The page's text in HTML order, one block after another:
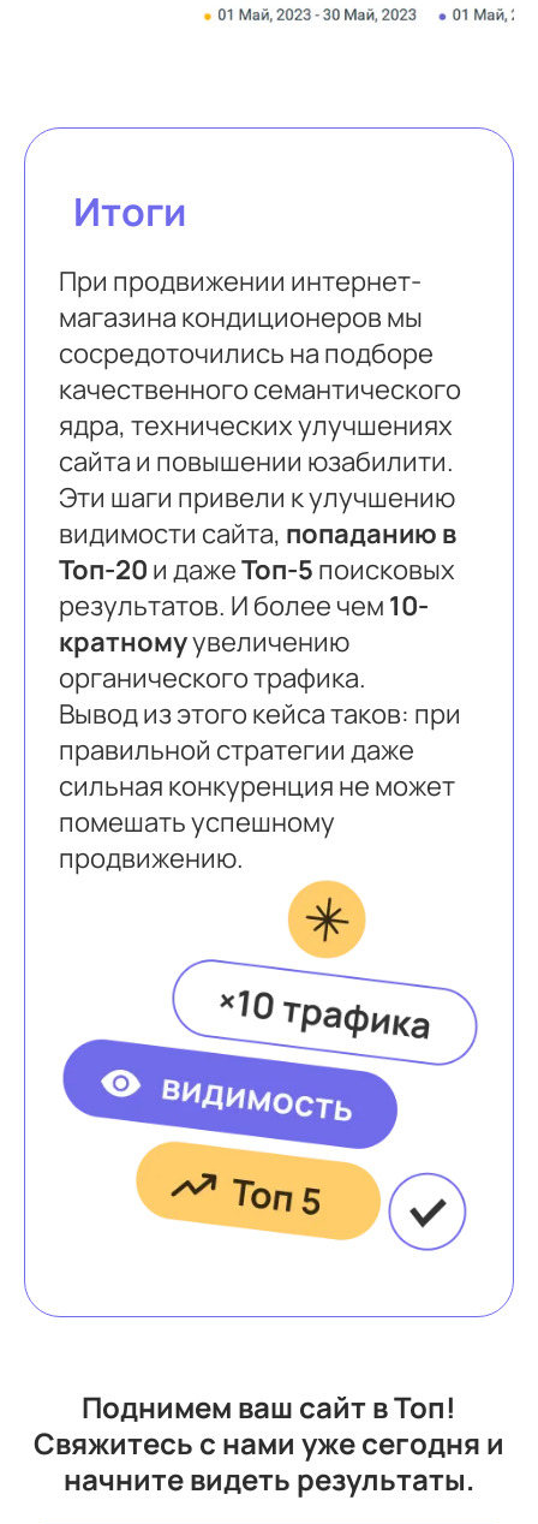
Итоги
При продвижении интернет-
магазина кондиционеров мы
сосредоточились на подборе
качественного семантического
ядра, технических улучшениях
сайта и повышении юзабилити.
Эти шаги привели к улучшению
видимости сайта, попаданию в
Топ-20 и дажеТоп-5 поисковых
результатов. И более чем 10-
кратномуувеличению
органического трафика.
Вывод из этого кейса таков: при
правильной стратегии даже
сильная конкуренция не может
помешать успешному
продвижению.
Поднимем ваш сайт в Топ!
Свяжитесь с нами уже сегодня и
начните видеть результаты.